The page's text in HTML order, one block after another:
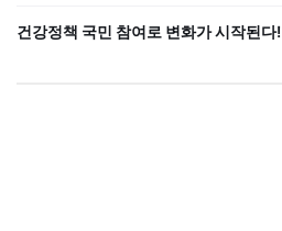
건강정책 국민 참여로 변화가 시작된다!